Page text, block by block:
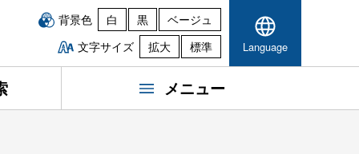
背景色 白 黒
ベージュ
文字サイズ
拡大 標準 Language
メニュー